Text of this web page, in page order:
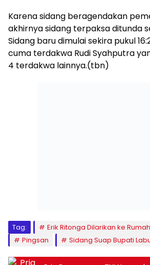
Karena sidang beragendakan
akhirnya sidang terpaksa ditunda
Sidang baru dimulai sekira pukul
cuma terdakwa Rudi Syahputra
4 terdakwa lainnya.(tbn)
Tag:
Erik Ritonga Dilarikan ke
Pingsan
Sidang Suap Bupati